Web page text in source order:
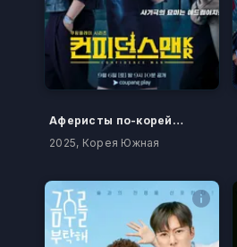
Аферисты по-корейски
2025, Корея Южная